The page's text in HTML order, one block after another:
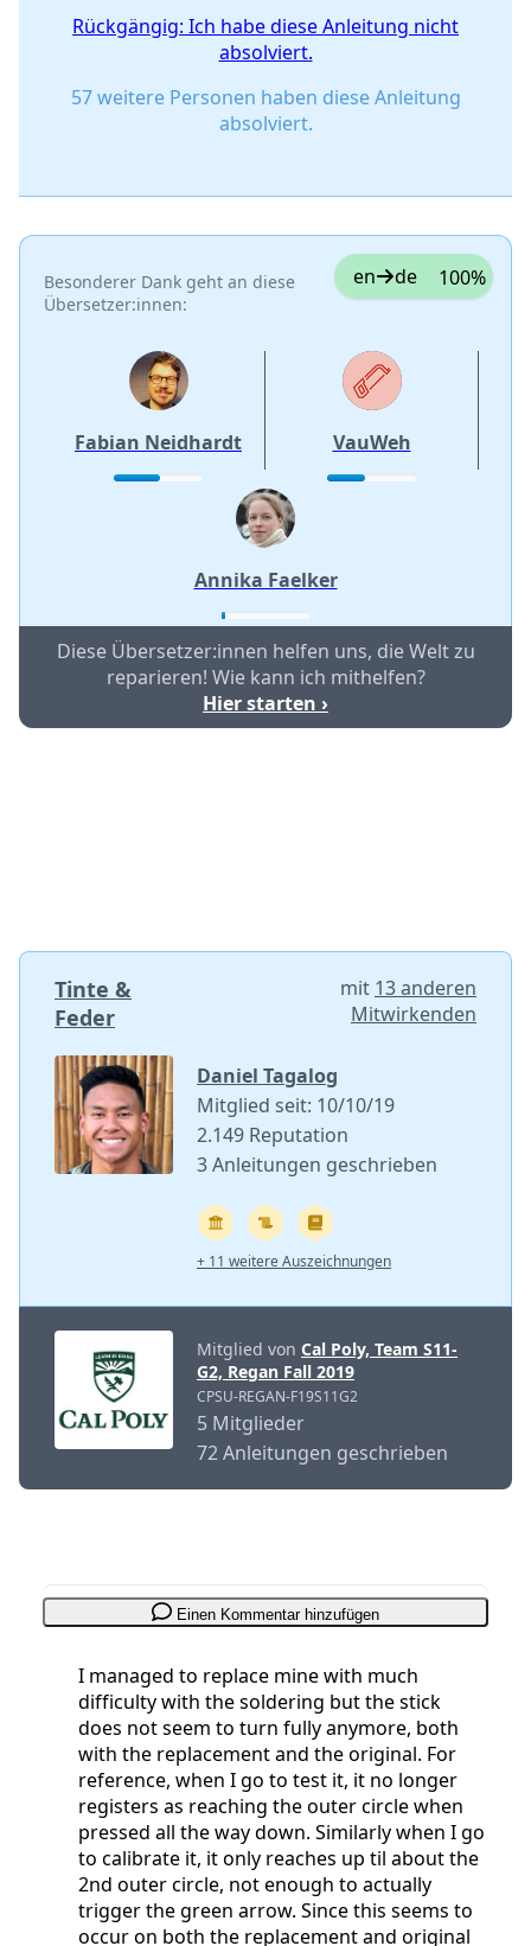
Rückgängig: Ich habe diese Anleitung nicht
absolviert.
57 weitere Personen haben diese Anleitung
absolviert.
Besonderer Dank geht an diese
Übersetzer:innen:
en de 100%
Fabian Neidhardt VauWeh
Annika Faelker
Diese Übersetzer:innen helfen uns, die Welt zu
reparieren! Wie kann ich mithelfen?
Hier starten ›
Tinte &
Feder
mit 13 anderen
Mitwirkenden
Daniel Tagalog
Mitglied seit: 10/10/19
2.149 Reputation
3 Anleitungen geschrieben
+ 11 weitere Auszeichnungen
Mitglied von Cal Poly, Team S11-
G2, Regan Fall 2019
CPSU-REGAN-F19S11G2
5 Mitglieder
72 Anleitungen geschrieben
Einen Kommentar hinzufügen
I managed to replace mine with much
difficulty with the soldering but the stick
does not seem to turn fully anymore, both
with the replacement and the original. For
reference, when I go to test it, it no longer
registers as reaching the outer circle when
pressed all the way down. Similarly when I go
to calibrate it, it only reaches up til about the
2nd outer circle, not enough to actually
trigger the green arrow. Since this seems to
occur on both the replacement and original